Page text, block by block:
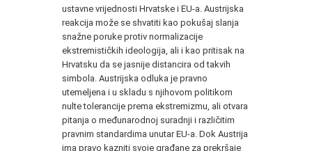
ustavne vrijednosti Hrvatske i EU-a. Austrijska
reakcija može se shvatiti kao pokušaj slanja
snažne poruke protiv normalizacije
ekstremističkih ideologija, ali i kao pritisak na
Hrvatsku da se jasnije distancira od takvih
simbola. Austrijska odluka je pravno
utemeljena i u skladu s njihovom politikom
nulte tolerancije prema ekstremizmu, ali otvara
pitanja o međunarodnoj suradnji i različitim
pravnim standardima unutar EU-a. Dok Austrija
ima pravo kazniti svoje građane za prekršaje